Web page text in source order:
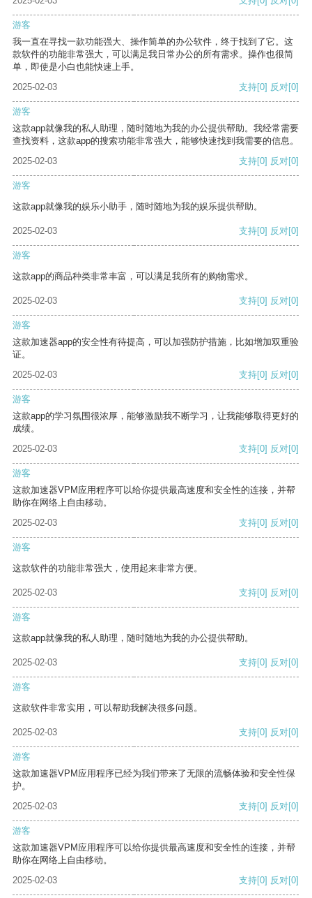
游客
我一直在寻找一款功能强大、操作简单的办公软件，终于找到了它。这
款软件的功能非常强大，可以满足我日常办公的所有需求。操作也很简
单，即使是小白也能快速上手。
2025-02-03
支持[0] 反对[0]
游客
这款app就像我的私人助理，随时随地为我的办公提供帮助。我经常需要
查找资料，这款app的搜索功能非常强大，能够快速找到我需要的信息。
2025-02-03
支持[0] 反对[0]
游客
这款app就像我的娱乐小助手，随时随地为我的娱乐提供帮助。
2025-02-03 支持[0] 反对[0]
游客
这款app的商品种类非常丰富，可以满足我所有的购物需求。
2025-02-03 支持[0] 反对[0]
游客
这款加速器app的安全性有待提高，可以加强防护措施，比如增加双重验
证。
2025-02-03
支持[0] 反对[0]
游客
这款app的学习氛围很浓厚，能够激励我不断学习，让我能够取得更好的
成绩。
2025-02-03
支持[0] 反对[0]
游客
这款加速器VPM应用程序可以给你提供最高速度和安全性的连接，并帮
助你在网络上自由移动。
2025-02-03
支持[0] 反对[0]
游客
这款软件的功能非常强大，使用起来非常方便。
2025-02-03 支持[0] 反对[0]
游客
这款app就像我的私人助理，随时随地为我的办公提供帮助。
2025-02-03 支持[0] 反对[0]
游客
这款软件非常实用，可以帮助我解决很多问题。
2025-02-03 支持[0] 反对[0]
游客
这款加速器VPM应用程序已经为我们带来了无限的流畅体验和安全性保
护。
2025-02-03
支持[0] 反对[0]
游客
这款加速器VPM应用程序可以给你提供最高速度和安全性的连接，并帮
助你在网络上自由移动。
2025-02-03
支持[0] 反对[0]